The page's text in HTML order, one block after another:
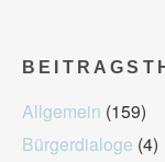
Allgemein (159)
Bürgerdialoge (4)